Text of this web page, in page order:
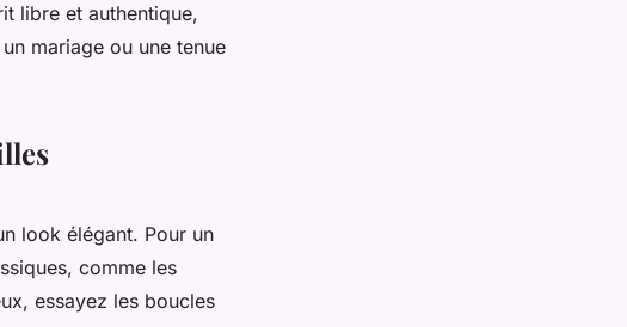
libre et authentique,
mariage ou une tenue
look élégant. Pour un
comme les
essayez les boucles